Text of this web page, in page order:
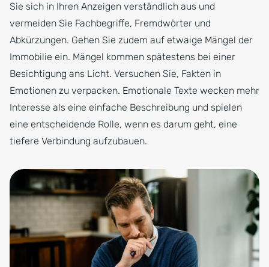
Sie sich in Ihren Anzeigen verständlich aus und
vermeiden Sie Fachbegriffe, Fremdwörter und
Abkürzungen. Gehen Sie zudem auf etwaige Mängel der
Immobilie ein. Mängel kommen spätestens bei einer
Besichtigung ans Licht. Versuchen Sie, Fakten in
Emotionen zu verpacken. Emotionale Texte wecken mehr
Interesse als eine einfache Beschreibung und spielen
eine entscheidende Rolle, wenn es darum geht, eine
tiefere Verbindung aufzubauen.